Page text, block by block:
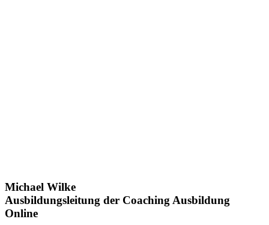
Michael Wilke
Ausbildungsleitung der Coaching Ausbildung
Online